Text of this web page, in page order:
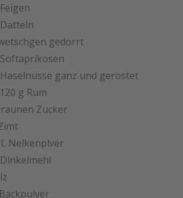
gedörrt
ganz und geröstet
g Rum
Zucker
Nelkenplver